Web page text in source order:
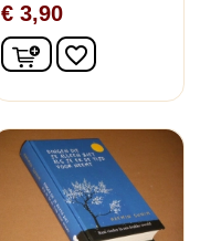
€ 3,90
In winkelwagen
favorite_border